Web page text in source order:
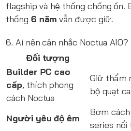
flagship và hệ thống chống ồn.
thống 6 năm vẫn được giữ.
6. Ai nên cân nhắc Noctua AIO?
Đối tượng
Builder PC cao
cấp, thích phong
cách Noctua
Giữ thẩm
bộ quạt
Người yêu độ êm
Bơm
series nổi